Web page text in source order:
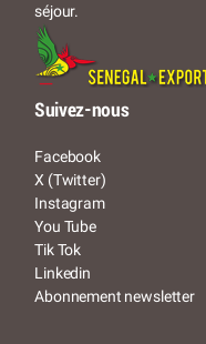
séjour.
Suivez-nous
Facebook
X (Twitter)
Instagram
You Tube
Tik Tok
Linkedin
Abonnement newsletter